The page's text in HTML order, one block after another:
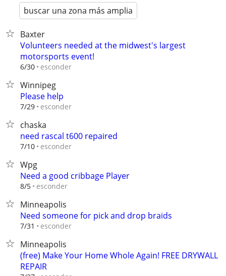
buscar una zona más amplia
Baxter
Volunteers needed at the midwest's largest
motorsports event!
6/30 esconder
Winnipeg
Please help
7/29 esconder
chaska
need rascal t600 repaired
7/10 esconder
Wpg
Need a good cribbage Player
8/5 esconder
Minneapolis
Need someone for pick and drop braids
7/31 esconder
Minneapolis
(free) Make Your Home Whole Again! FREE DRYWALL
REPAIR